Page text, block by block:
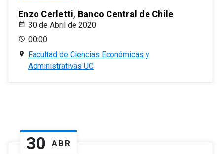
Enzo Cerletti, Banco Central de Chile
30 de Abril de 2020
00:00
Facultad de Ciencias Económicas y
Administrativas UC
30 ABR